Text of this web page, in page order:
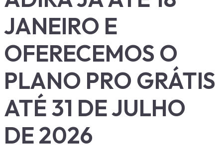
JANEIRO E
OFERECEMOS O
PLANO PRO GRÁTIS
ATÉ 31 DE JULHO
DE 2026